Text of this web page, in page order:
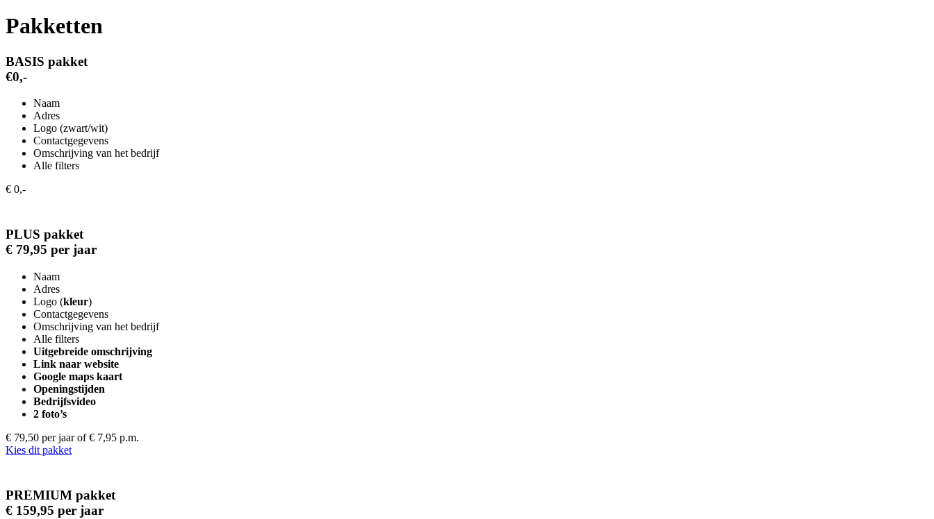
Pakketten
BASIS pakket
€0,-
Naam
Adres
Logo (zwart/wit)
Contactgegevens
Omschrijving van het bedrijf
Alle filters
€ 0,-
PLUS pakket
€ 79,95 per jaar
Naam
Adres
Logo (kleur)
Contactgegevens
Omschrijving van het bedrijf
Alle filters
Uitgebreide omschrijving
Link naar website
Google maps kaart
Openingstijden
Bedrijfsvideo
2 foto’s
€ 79,50 per jaar of € 7,95 p.m.
Kies dit pakket
PREMIUM pakket
€ 159,95 per jaar